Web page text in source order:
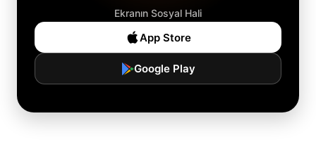
Ekranın Sosyal Hali
App Store
Google Play